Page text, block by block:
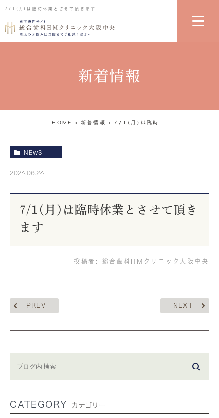
7/1(月)は臨時休業とさせて頂きます
新着情報
HOME 新着情報
NEWS
2024.06.24
7/1(月)は臨時休業とさせて頂き
ます
投稿者: 総合歯科HMクリニック大阪中央
PREV NEXT
CATEGORY カテゴリー